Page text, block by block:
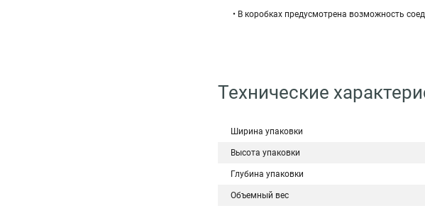
• В коробках предусмотрена возможность
Технические
Ширина упаковки
Высота упаковки
Глубина упаковки
Объемный вес